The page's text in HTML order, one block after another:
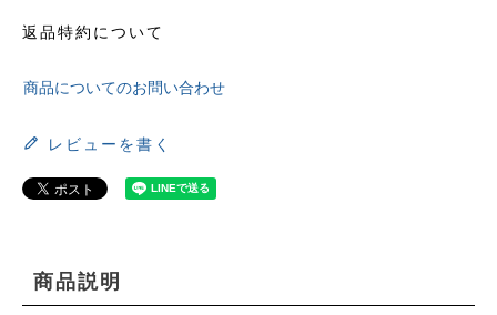
返品特約について
商品についてのお問い合わせ
レビューを書く
商品説明